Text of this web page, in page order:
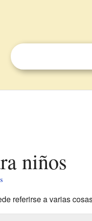
niños
referirse a varias